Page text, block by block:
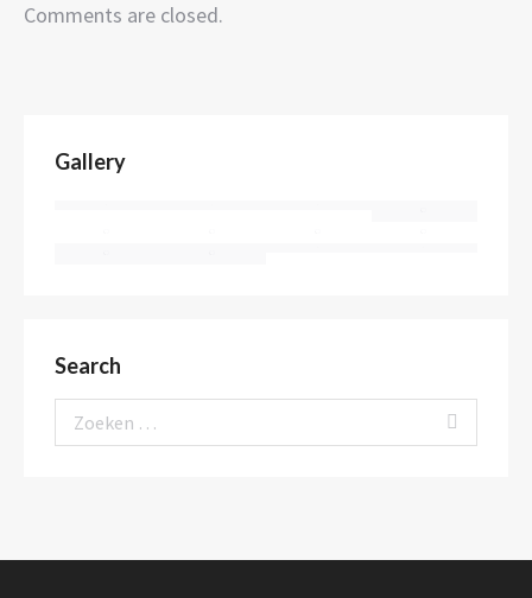
Comments are closed.
Gallery
Search
Search: